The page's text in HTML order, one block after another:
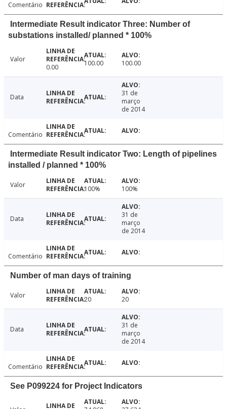
Comentário
Intermediate Result indicator Three: Number of
substations installed/ planned * 100%
Valor
0.00
100.00 100.00
Data
31 de
março
de 2014
Comentário
Intermediate Result indicator Two: Length of pipelines
installed / planned * 100%
Valor 100% 100%
Data
31 de
março
de 2014
Comentário
Number of man days of training
Valor 20 20
Data
31 de
março
de 2014
Comentário
See P099224 for Project Indicators